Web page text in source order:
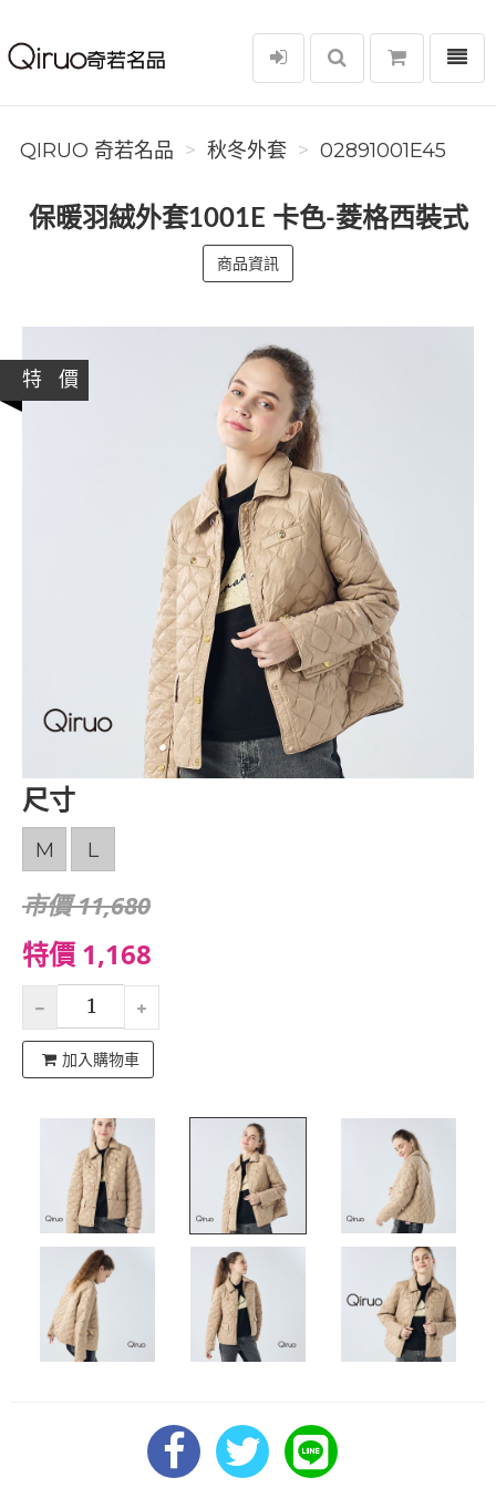
Qiruo 奇若名品
選單
QIRUO 奇若名品 秋冬外套 02891001E45
保暖羽絨外套1001E 卡色-菱格西裝式
商品資訊
特 價
尺寸
M L
市價 11,680
特價 1,168
加入購物車